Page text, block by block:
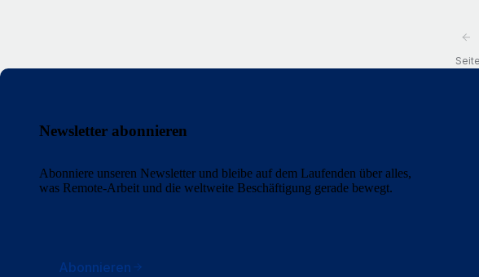
Newsletter abonnieren
Abonniere unseren Newsletter und bleibe auf dem Laufenden über alles,
was Remote-Arbeit und die weltweite Beschäftigung gerade bewegt.
Abonnieren